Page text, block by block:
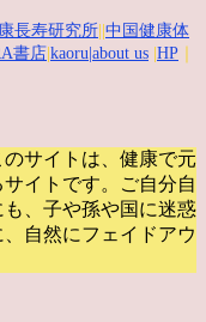
長寿研究所 中国健康体
書店 kaoru |about us HP
サイトは、健康で元
イトです。
ご自分自
、子や孫や国に迷惑
自然にフェイドアウ